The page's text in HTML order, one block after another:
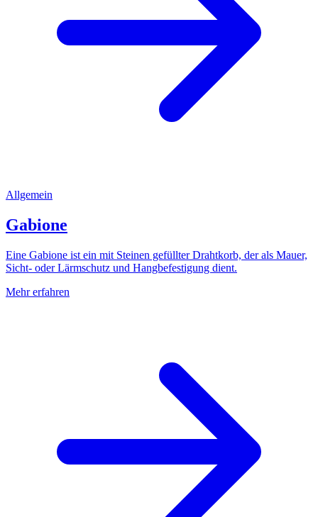
Allgemein
Gabione
Eine Gabione ist ein mit Steinen gefüllter Drahtkorb, der als Mauer,
Sicht- oder Lärmschutz und Hangbefestigung dient.
Mehr erfahren